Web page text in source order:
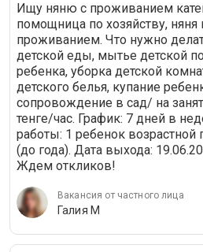
Ищу няню c проживанием
помощница по хозяйству, няня
проживанием. Что нужно
детской еды, мытье детской
ребенка, уборка детской
детского белья, купание
сопровождение в сад/ на
тенге/час. График: 7 дней в
работы: 1 ребенок возрастной
(до года). Дата выхода:
Ждем откликов!
Вакансия от частного лица
Галия М